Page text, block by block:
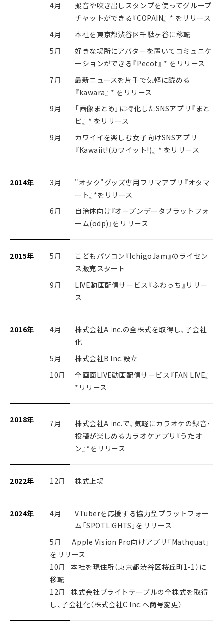
4月
擬音や吹き出しスタンプを使ってグループ
チャットができる『COPAIN』 * をリリース
4月
本社を東京都渋谷区千駄ヶ谷に移転
5月
好きな場所にアバターを置いてコミュニケ
ーションができる『Pecot』 * をリリース
7月
最新ニュースを片手で気軽に読める
『kawara』 * をリリース
9月
「画像まとめ」に特化したSNSアプリ『まと
ピ』 * をリリース
9月
カワイイを楽しむ女子向けSNSアプリ
『Kawaiit!(カワイット!)』 * をリリース
2014年 3月
"オタク"グッズ専用フリマアプリ『オタマ
ート』*をリリース
6月
自治体向け『オープンデータプラットフォ
ーム(odp)』をリリース
2015年 5月
こどもパソコン『IchigoJam』のライセン
ス販売スタート
9月
LIVE動画配信サービス『ふわっち』リリー
ス
2016年 4月
株式会社A Inc.の全株式を取得し、子会社
化
5月
株式会社B Inc.設立
10月
全画面LIVE動画配信サービス『FAN LIVE』
*リリース
2018年 7月
株式会社A Inc.で、気軽にカラオケの録音・
投稿が楽しめるカラオケアプリ『うたオ
ン』*をリリース
2022年 12月 株式上場
2024年 4月
VTuberを応援する協力型プラットフォー
ム「SPOTLIGHTS」をリリース
5月 Apple Vision Pro向けアプリ「Mathquat」
をリリース
10月 本社を現住所（東京都渋谷区桜丘町1-1）に
移転
12月 株式会社ブライトテーブルの全株式を取得
し、子会社化（株式会社C Inc.へ商号変更）